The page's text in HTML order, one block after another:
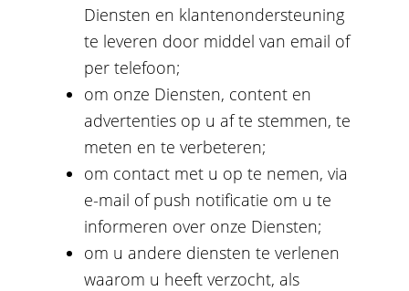
Diensten en klantenondersteuning
te leveren door middel van email of
per telefoon;
om onze Diensten, content en
advertenties op u af te stemmen, te
meten en te verbeteren;
om contact met u op te nemen, via
e-mail of push notificatie om u te
informeren over onze Diensten;
om u andere diensten te verlenen
waarom u heeft verzocht, als